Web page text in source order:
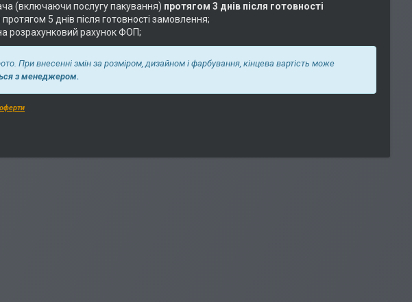
(включаючи послугу пакування) протягом 3 днів після готовності
5 днів після готовності замовлення;
розрахунковий рахунок ФОП;
При внесенні змін за розміром, дизайном і фарбування, кінцева вартість може
з менеджером.